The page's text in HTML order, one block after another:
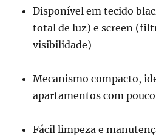
Disponível em tecido
total de luz) e screen
visibilidade)
Mecanismo compacto,
apartamentos com
Fácil limpeza e